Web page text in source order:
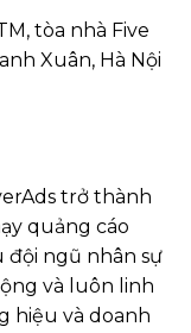
tòa nhà Five
Xuân, Hà Nội
trở thành
quảng cáo
đội ngũ nhân sự
và luôn linh
hiệu và doanh